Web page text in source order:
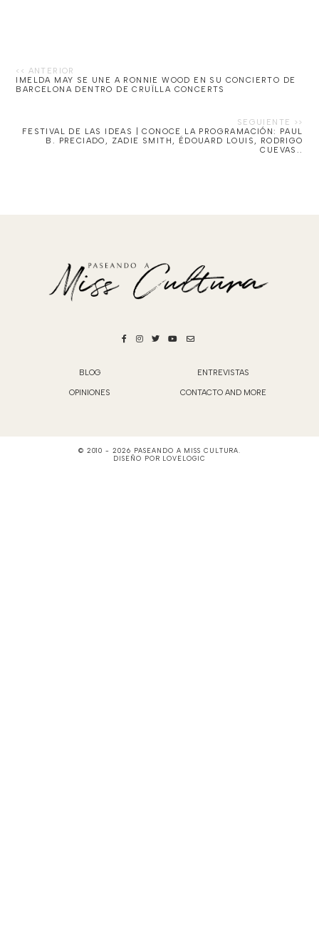
IMELDA MAY SE UNE A RONNIE WOOD EN SU CONCIERTO DE
BARCELONA DENTRO DE CRUÏLLA CONCERTS
FESTIVAL DE LAS IDEAS | CONOCE LA PROGRAMACIÓN: PAUL
B. PRECIADO, ZADIE SMITH, ÉDOUARD LOUIS, RODRIGO
CUEVAS..
BLOG ENTREVISTAS
OPINIONES CONTACTO AND MORE
© 2010 - 2026 PASEANDO A MISS CULTURA
DISEÑO POR LOVELOGIC